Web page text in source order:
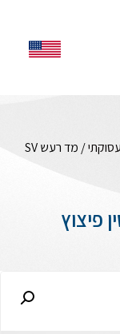
/ מד רעש SV